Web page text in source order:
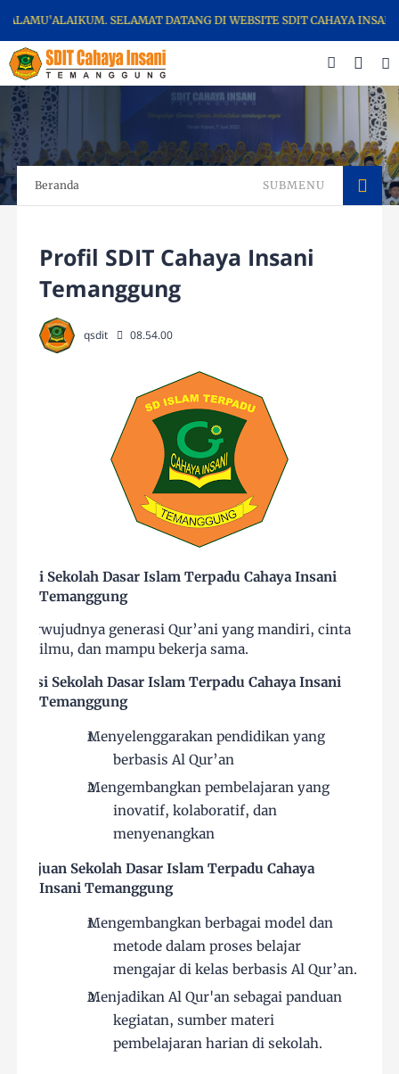
SELAMAT DATANG DI WEBSITE SDIT CAHAYA INSANI
Beranda SUBMENU
Profil SDIT Cahaya Insani
Temanggung
qsdit 08.54.00
Visi Sekolah Dasar Islam Terpadu Cahaya Insani
Temanggung
Terwujudnya generasi Qur’ani yang mandiri, cinta
ilmu, dan mampu bekerja sama.
Misi Sekolah Dasar Islam Terpadu Cahaya Insani
Temanggung
Menyelenggarakan pendidikan yang
berbasis Al Qur’an
Mengembangkan pembelajaran yang
inovatif, kolaboratif, dan
menyenangkan
Tujuan Sekolah Dasar Islam Terpadu Cahaya
Insani Temanggung
Mengembangkan berbagai model dan
metode dalam proses belajar
mengajar di kelas berbasis Al Qur’an.
Menjadikan Al Qur'an sebagai panduan
kegiatan, sumber materi
pembelajaran harian di sekolah.